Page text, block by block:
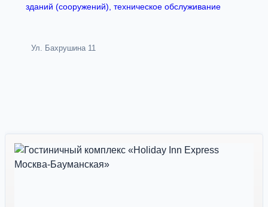
зданий (сооружений), техническое обслуживание
Ул. Бахрушина 11